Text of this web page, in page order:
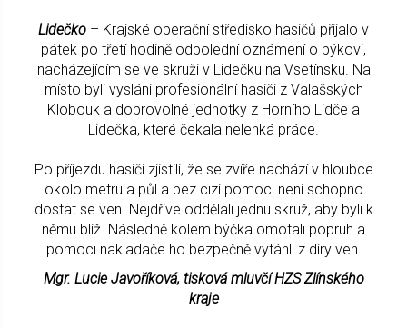
Lidečko – Krajské operační středisko hasičů přijalo v
pátek po třetí hodině odpolední oznámení o býkovi,
nacházejícím se ve skruži v Lidečku na Vsetínsku. Na
místo byli vysláni profesionální hasiči z Valašských
Klobouk a dobrovolné jednotky z Horního Lidče a
Lidečka, které čekala nelehká práce.
Po příjezdu hasiči zjistili, že se zvíře nachází v hloubce
okolo metru a půl a bez cizí pomoci není schopno
dostat se ven. Nejdříve oddělali jednu skruž, aby byli k
němu blíž. Následně kolem býčka omotali popruh a
pomoci nakladače ho bezpečně vytáhli z díry ven.
Mgr. Lucie Javoříková, tisková mluvčí HZS Zlínského
kraje